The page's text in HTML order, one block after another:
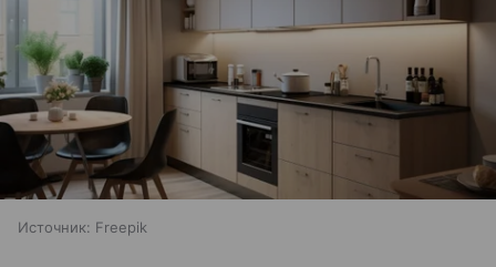
Источник: Freepik